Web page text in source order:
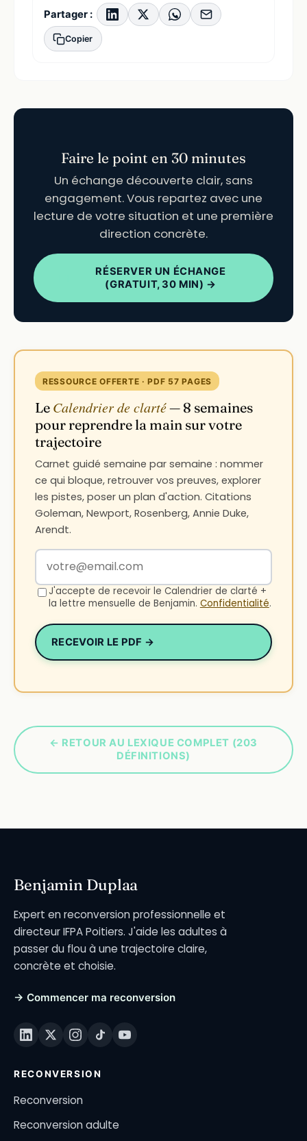
Partager :
Copier
Faire le point en 30 minutes
Un échange découverte clair, sans
engagement. Vous repartez avec une
lecture de votre situation et une première
direction concrète.
RÉSERVER UN ÉCHANGE
(GRATUIT, 30 MIN) →
RESSOURCE OFFERTE · PDF 57 PAGES
Le Calendrier de clarté— 8 semaines
pour reprendre la main sur votre
trajectoire
Carnet guidé semaine par semaine : nommer
ce qui bloque, retrouver vos preuves, explorer
les pistes, poser un plan d'action. Citations
Goleman, Newport, Rosenberg, Annie Duke,
Arendt.
Votre adresse email
J'accepte de recevoir le Calendrier de clarté +
la lettre mensuelle de Benjamin. Confidentialité.
RECEVOIR LE PDF →
← RETOUR AU LEXIQUE COMPLET (203
DÉFINITIONS)
Benjamin Duplaa
Expert en reconversion professionnelle et
directeur IFPA Poitiers. J'aide les adultes à
passer du flou à une trajectoire claire,
concrète et choisie.
→ Commencer ma reconversion
RECONVERSION
Reconversion
Reconversion adulte